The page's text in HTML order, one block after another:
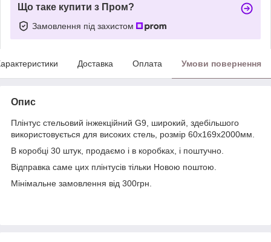
Що таке купити з Пром?
Замовлення під захистом
Доставка Оплата Умови повернення
Опис
Плінтус стельовий інжекційний G9, широкий, здебільшого
використовується для високих стель, розмір 60х169х2000мм.
В коробці 30 штук, продаємо і в коробках, і поштучно.
Відправка саме цих плінтусів тільки Новою поштою.
Мінімальне замовлення від 300грн.